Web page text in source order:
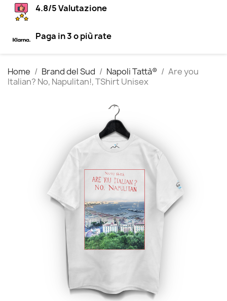
4.8/5 Valutazione
Paga in 3 o più rate
Home Brand del Sud Napoli Tattà®
Are you
Italian? No, Napulitan!, TShirt Unisex